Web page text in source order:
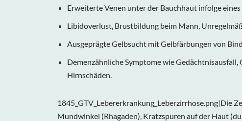
Erweiterte Venen unter der Bauchhaut infolge
Libidoverlust, Brustbildung beim Mann,
Ausgeprägte Gelbsucht mit Gelbfärbungen von
Demenzähnliche Symptome wie
Hirnschäden.
1845_GTV_Lebererkrankung_Leberzirrhose.png|Die
Mundwinkel (Rhagaden), Kratzspuren auf der Haut